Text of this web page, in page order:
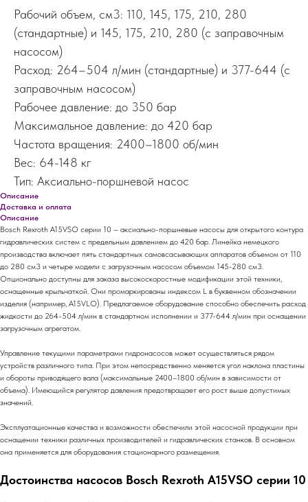
Рабочий объем, см3: 110, 145, 175, 210, 280
(стандартные) и 145, 175, 210, 280 (с заправочным
насосом)
Расход: 264–504 л/мин (стандартные) и 377-644 (с
заправочным насосом)
Рабочее давление: до 350 бар
Максимальное давление: до 420 бар
Частота вращения: 2400–1800 об/мин
Вес: 64-148 кг
Тип: Аксиально-поршневой насос
Описание
Доставка и оплата
Описание
Bosch Rexroth A15VSO серии 10 – аксиально-поршневые насосы для открытого контура
гидравлических систем с предельным давлением до 420 бар. Линейка немецкого
производства включает пять стандартных самовсасывающих аппаратов объемом от 110
до 280 см3 и четыре модели с загрузочным насосом объемом 145-280 см3.
Опционально доступны для заказа высокоскоростные модификации этой техники,
оснащенные крыльчаткой. Они промаркированы индексом L в буквенном обозначении
изделия (например, A15VLO). Предлагаемое оборудование способно обеспечить расход
жидкости до 264-504 л/мин в стандартном исполнении и 377-644 л/мин при оснащении
загрузочным агрегатом.
Управление текущими параметрами гидронасосов может осуществляться рядом
устройств различного типа. При этом непосредственно меняется угол наклона пластины
и обороты приводящего вала (максимальные 2400–1800 об/мин в зависимости от
объема). Имеющийся регулятор давления предотвращает его рост выше допустимых
значений.
Эксплуатационные качества и возможности обеспечили этой насосной продукции при
оснащении техники различных производителей и гидравлических станков. В основном
она применяется для оборудования стационарного размещения.
Достоинства насосов Bosch Rexroth A15VSO серии 10